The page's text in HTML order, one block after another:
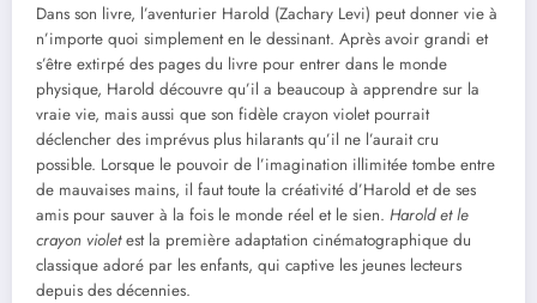
Dans son livre, l’aventurier Harold (Zachary Levi) peut donner vie à
n’importe quoi simplement en le dessinant. Après avoir grandi et
s’être extirpé des pages du livre pour entrer dans le monde
physique, Harold découvre qu’il a beaucoup à apprendre sur la
vraie vie, mais aussi que son fidèle crayon violet pourrait
déclencher des imprévus plus hilarants qu’il ne l’aurait cru
possible. Lorsque le pouvoir de l’imagination illimitée tombe entre
de mauvaises mains, il faut toute la créativité d’Harold et de ses
amis pour sauver à la fois le monde réel et le sien. Harold et le
crayon violetest la première adaptation cinématographique du
classique adoré par les enfants, qui captive les jeunes lecteurs
depuis des décennies.